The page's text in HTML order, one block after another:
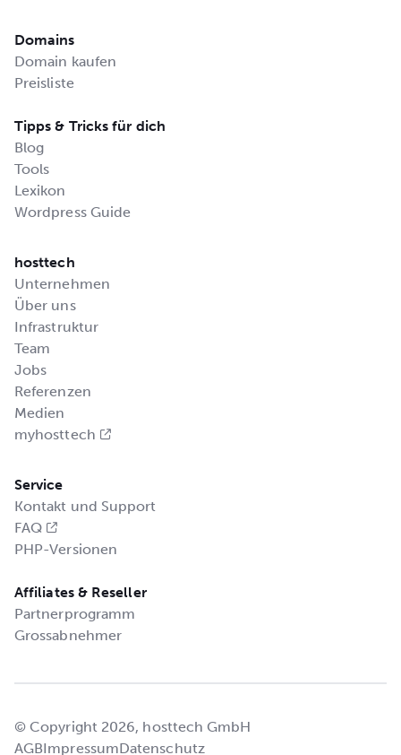
Domains
Domain kaufen
Preisliste
Tipps & Tricks für dich
Blog
Tools
Lexikon
Wordpress Guide
hosttech
Unternehmen
Über uns
Infrastruktur
Team
Jobs
Referenzen
Medien
myhosttech
Service
Kontakt und Support
FAQ
PHP-Versionen
Affiliates & Reseller
Partnerprogramm
Grossabnehmer
© Copyright 2026, hosttech GmbH
AGBImpressumDatenschutz